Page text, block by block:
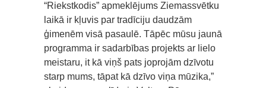
“Riekstkodis” apmeklējums Ziemassvētku
laikā ir kļuvis par tradīciju daudzām
ģimenēm visā pasaulē. Tāpēc mūsu jaunā
programma ir sadarbības projekts ar lielo
meistaru, it kā viņš pats joprojām dzīvotu
starp mums, tāpat kā dzīvo viņa mūzika,”